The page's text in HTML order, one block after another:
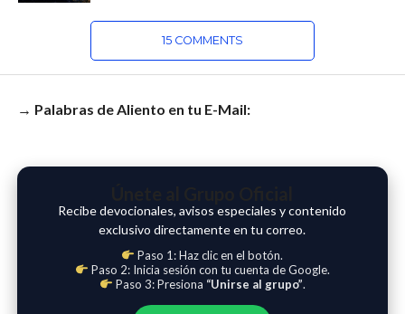
15 COMMENTS
→ Palabras de Aliento en tu E-Mail:
Recibe devocionales, avisos especiales y contenido
exclusivo directamente en tu correo.
Paso 1: Haz clic en el botón.
Paso 2: Inicia sesión con tu cuenta de Google.
Paso 3: Presiona “Unirse al grupo”.